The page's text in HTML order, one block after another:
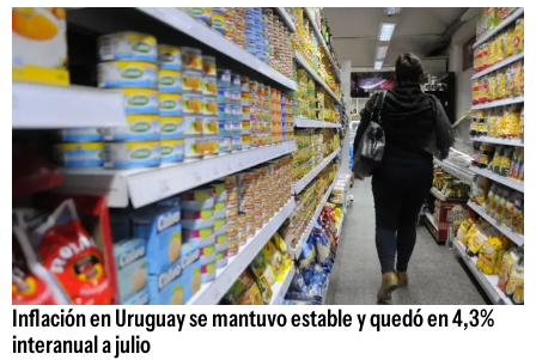
Inflación en Uruguay se mantuvo estable y quedó en 4,3%
interanual a julio